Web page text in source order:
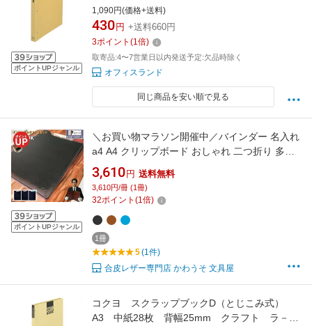
ポイントUPジャンル
1,090円(価格+送料)
430 円 +送料660円
3ポイント (1倍)
取寄品:4〜7営業日以内発送予定:欠品時除く
オフィスランド
同じ商品を安い順で見る
ポイントUPジャンル
＼お買い物マラソン開催中／バインダー 名入れ
a4 A4 クリップボード おしゃれ 二つ折り 多機
能 クリップファイル ビジネス 軽量 ペンホルダ
ー ポケット付 高級感 PUレザー 合成皮革 司会
商談 会議 メンズ（黒・茶色・水色）【メール
3,610 円 送料無料
3,610円/冊 (1冊)
32ポイント (1倍)
1冊
5(1件)
合皮レザー専門店 かわうそ 文具屋
コクヨ スクラップブックD（とじこみ式）
A3 中紙28枚 背幅25mm クラフト ラ－